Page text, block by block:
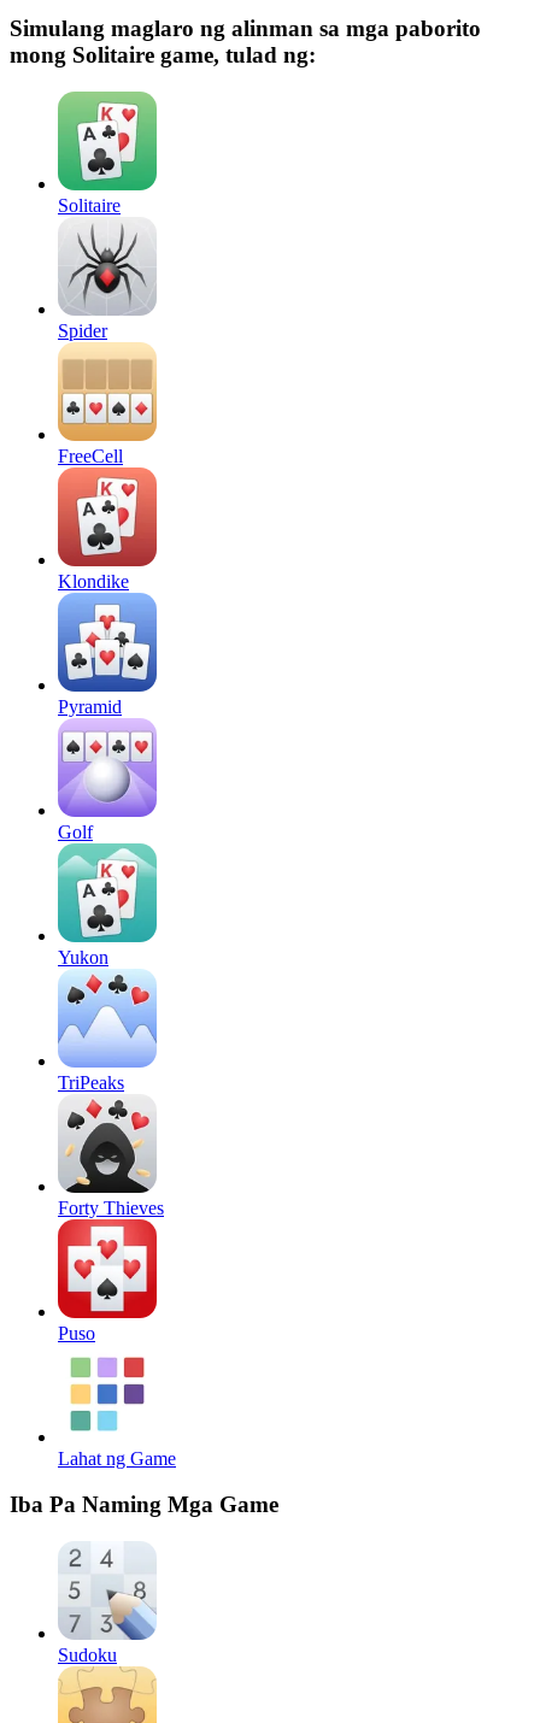
Simulang maglaro ng alinman sa mga paborito
mong Solitaire game, tulad ng:
Solitaire
Spider
FreeCell
Klondike
Pyramid
Golf
Yukon
TriPeaks
Forty Thieves
Puso
Lahat ng Game
Iba Pa Naming Mga Game
Sudoku